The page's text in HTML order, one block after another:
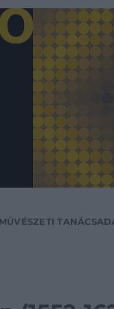
MŰVÉSZETI